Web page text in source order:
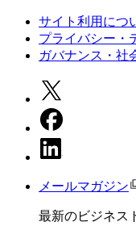
サイト利用につ
プライバシー・
ガバナンス・社
メールマガジン
最新のビジネス